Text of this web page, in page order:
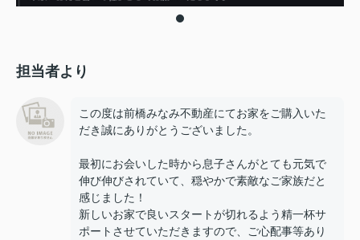
担当者より
この度は前橋みなみ不動産にてお家をご購入いた
だき誠にありがとうございました。
最初にお会いした時から息子さんがとても元気で
伸び伸びされていて、穏やかで素敵なご家族だと
感じました！
新しいお家で良いスタートが切れるよう精一杯サ
ポートさせていただきますので、ご心配事等あり